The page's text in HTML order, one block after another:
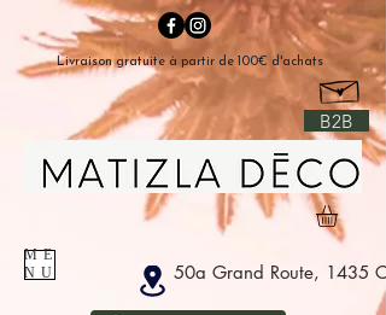
B2B
50a Grand Route, 1435
ME
NU
Livraison gratuite à partir de 100€ d'achats